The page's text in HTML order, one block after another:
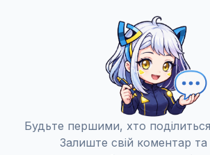
Будьте першими, хто
Залиште свій коментар та